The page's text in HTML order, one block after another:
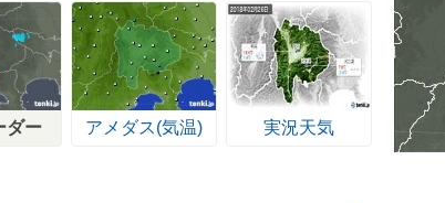
ダー アメダス(気温) 実況天気